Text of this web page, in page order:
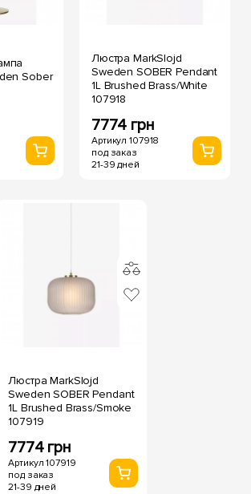
Sober
Люстра MarkSlojd
Sweden SOBER Pendant
1L Brushed Brass/White
107918
7774 грн
Артикул 107918
под заказ
21-39 дней
Люстра MarkSlojd
Sweden SOBER Pendant
1L Brushed Brass/Smoke
107919
7774 грн
Артикул 107919
под заказ
21-39 дней